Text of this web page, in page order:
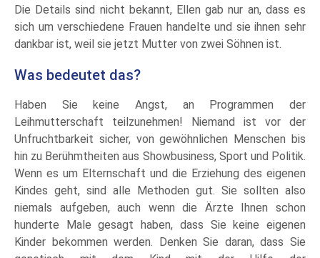
Die Details sind nicht bekannt, Ellen gab nur an, dass es
sich um verschiedene Frauen handelte und sie ihnen sehr
dankbar ist, weil sie jetzt Mutter von zwei Söhnen ist.
Was bedeutet das?
Haben Sie keine Angst, an Programmen der
Leihmutterschaft teilzunehmen! Niemand ist vor der
Unfruchtbarkeit sicher, von gewöhnlichen Menschen bis
hin zu Berühmtheiten aus Showbusiness, Sport und Politik.
Wenn es um Elternschaft und die Erziehung des eigenen
Kindes geht, sind alle Methoden gut. Sie sollten also
niemals aufgeben, auch wenn die Ärzte Ihnen schon
hunderte Male gesagt haben, dass Sie keine eigenen
Kinder bekommen werden. Denken Sie daran, dass Sie